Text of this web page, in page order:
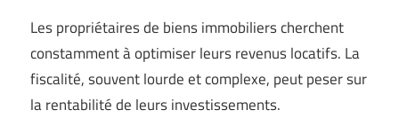
Les propriétaires de biens immobiliers cherchent
constamment à optimiser leurs revenus locatifs. La
fiscalité, souvent lourde et complexe, peut peser sur
la rentabilité de leurs investissements.